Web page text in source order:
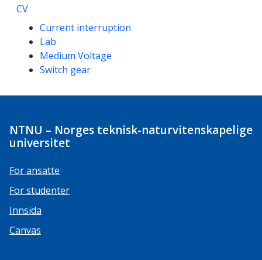
CV
Kompetanseord
Current interruption
Lab
Medium Voltage
Switch gear
NTNU – Norges teknisk-naturvitenskapelige
universitet
For ansatte
For studenter
Innsida
Canvas